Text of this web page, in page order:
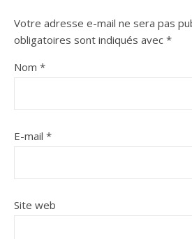
Votre adresse e-mail ne sera pas
obligatoires sont indiqués avec *
Nom *
E-mail *
Site web